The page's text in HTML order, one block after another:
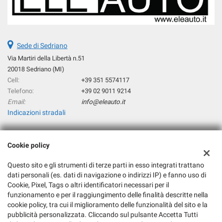
CONTO DEI PREZZI COMPETITIVI DELLE NOSTRE VETTURE, E
TENENDO SEMPRE PRESENTI LE QUOTAZIONI DI VENDITA
(per info visitate www.eleauto.it )
Sede di Sedriano
Via Martiri della Libertà n.51
20018 Sedriano (MI)
Cell:
+39 351 5574117
Telefono:
+39 02 9011 9214
Email:
info@eleauto.it
Indicazioni stradali
Dati fiscali:
Via Martiri della Libertà n°51, 20018 Sedriano (MI)
C.F/P.IVA:06217180964
Registro delle imprese:
MI
REA:MI-1877570
Cookie policy
Questo sito e gli strumenti di terze parti in esso integrati trattano
dati personali (es. dati di navigazione o indirizzi IP) e fanno uso di
Cookie, Pixel, Tags o altri identificatori necessari per il
funzionamento e per il raggiungimento delle finalità descritte nella
cookie policy, tra cui il miglioramento delle funzionalità del sito e la
pubblicità personalizzata. Cliccando sul pulsante Accetta Tutti